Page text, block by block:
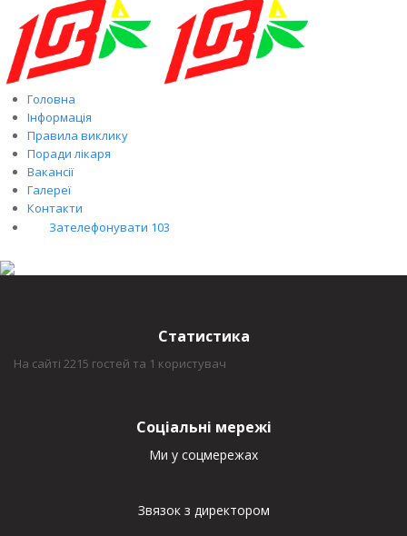
Головна
Інформація
Правила виклику
Поради лікаря
Вакансії
Галереї
Контакти
Зателефонувати 103
Статистика
На сайті 2215 гостей та 1 користувач
Соціальні мережі
Ми у соцмережах
Звязок з директором